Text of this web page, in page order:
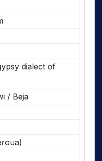
dialect of
/ Beja